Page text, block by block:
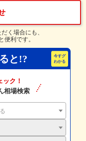
く場合にも、
便利です。
と!?
ック！
相場検索